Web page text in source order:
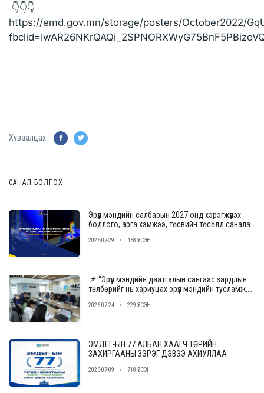
https://emd.gov.mn/storage/posters/October2022/
Хуваалцах:
САНАЛ БОЛГОХ
Эрүүл мэндийн салбарын 2027 онд хэрэгжүүлэх
бодлого, арга хэмжээ, төсвийн төсөлд саналаа
2026-07-29 458 ҮЗСЭН
📌 “Эрүүл мэндийн даатгалын сангаас зардлын
төлбөрийг нь хариуцах эрүүл мэндийн тусламж,
шалгаруулах журам”-ын төслийн ээлжит
2026-07-24 229 ҮЗСЭН
ЭМДЕГ-ЫН 77 АЛБАН ХААГЧ ТӨРИЙН
ЗАХИРГААНЫ ЗЭРЭГ ДЭВЭЭ АХИУЛЛАА
2026-07-09 718 ҮЗСЭН